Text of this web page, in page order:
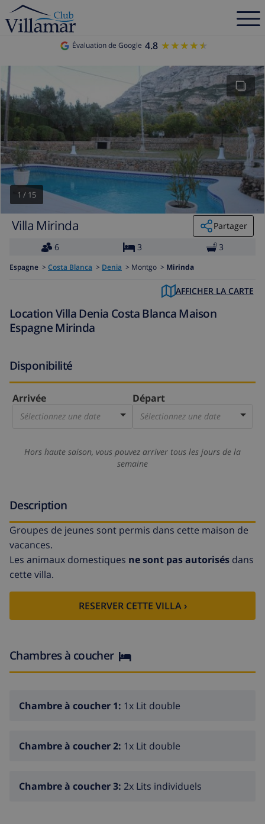
Évaluation de Google 4.8 ★★★★★
★★★★★
1 / 15
Villa Mirinda
Partager
6
3 3
Espagne > Costa Blanca > Denia > Montgo > Mirinda
AFFICHER LA CARTE
Location Villa Denia Costa Blanca Maison
Espagne Mirinda
Disponibilité
Arrivée
Sélectionnez une date
Départ
Sélectionnez une date
Hors haute saison, vous pouvez arriver tous les jours de la
semaine
Description
Groupes de jeunes sont permis dans cette maison de
vacances.
Les animaux domestiques ne sont pas autorisés dans
cette villa.
RESERVER CETTE VILLA ›
Chambres à coucher
Chambre à coucher 1: 1x Lit double
Chambre à coucher 2: 1x Lit double
Chambre à coucher 3: 2x Lits individuels